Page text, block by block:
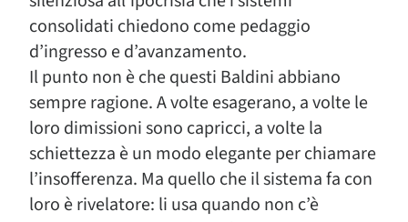
consolidati chiedono come pedaggio
d’ingresso e d’avanzamento.
Il punto non è che questi Baldini abbiano
sempre ragione. A volte esagerano, a volte le
loro dimissioni sono capricci, a volte la
schiettezza è un modo elegante per chiamare
l’insofferenza. Ma quello che il sistema fa con
loro è rivelatore: li usa quando non c’è